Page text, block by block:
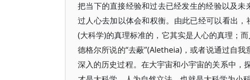
把当下的直接经验和过去已经发生的经验以及未
过人心去加以体会和权衡。由此已经可以看出
(大科学)的真理标准的，它其实是人心的真理；
德格尔所说的“去蔽”(Aletheia)，或者说通过自
深入的历史过程。在大宇宙和小宇宙的关系中，